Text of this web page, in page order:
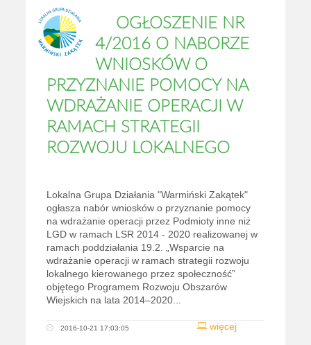
OGŁOSZENIE NR
4/2016 O NABORZE
WNIOSKÓW O
PRZYZNANIE POMOCY NA
WDRAŻANIE OPERACJI W
RAMACH STRATEGII
ROZWOJU LOKALNEGO
Lokalna Grupa Działania "Warmiński Zakątek"
ogłasza nabór wniosków o przyznanie pomocy
na wdrażanie operacji przez Podmioty inne niż
LGD w ramach LSR 2014 - 2020 realizowanej w
ramach poddziałania 19.2. „Wsparcie na
wdrażanie operacji w ramach strategii rozwoju
lokalnego kierowanego przez społeczność”
objętego Programem Rozwoju Obszarów
Wiejskich na lata 2014–2020...
więcej
2016-10-21 17:03:05